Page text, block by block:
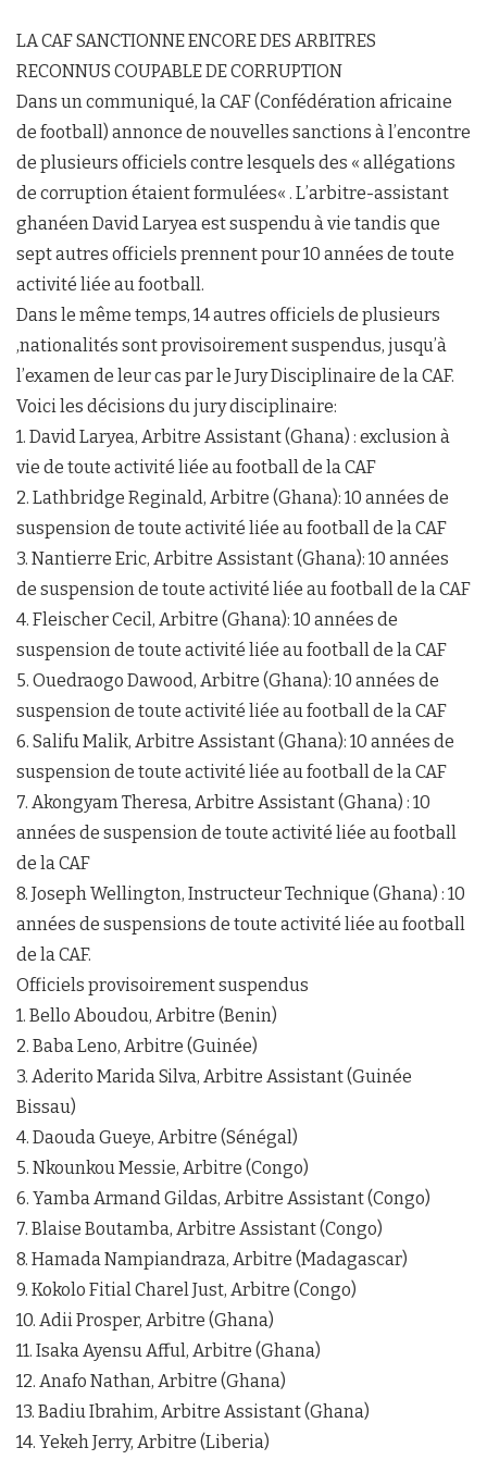
LA CAF SANCTIONNE ENCORE DES ARBITRES
RECONNUS COUPABLE DE CORRUPTION
Dans un communiqué, la CAF (Confédération africaine
de football) annonce de nouvelles sanctions à l’encontre
de plusieurs officiels contre lesquels des « allégations
de corruption étaient formulées« . L’arbitre-assistant
ghanéen David Laryea est suspendu à vie tandis que
sept autres officiels prennent pour 10 années de toute
activité liée au football.
Dans le même temps, 14 autres officiels de plusieurs
,nationalités sont provisoirement suspendus, jusqu’à
l’examen de leur cas par le Jury Disciplinaire de la CAF.
Voici les décisions du jury disciplinaire:
1. David Laryea, Arbitre Assistant (Ghana) : exclusion à
vie de toute activité liée au football de la CAF
2. Lathbridge Reginald, Arbitre (Ghana): 10 années de
suspension de toute activité liée au football de la CAF
3. Nantierre Eric, Arbitre Assistant (Ghana): 10 années
de suspension de toute activité liée au football de la CAF
4. Fleischer Cecil, Arbitre (Ghana): 10 années de
suspension de toute activité liée au football de la CAF
5. Ouedraogo Dawood, Arbitre (Ghana): 10 années de
suspension de toute activité liée au football de la CAF
6. Salifu Malik, Arbitre Assistant (Ghana): 10 années de
suspension de toute activité liée au football de la CAF
7. Akongyam Theresa, Arbitre Assistant (Ghana) : 10
années de suspension de toute activité liée au football
de la CAF
8. Joseph Wellington, Instructeur Technique (Ghana) : 10
années de suspensions de toute activité liée au football
de la CAF.
Officiels provisoirement suspendus
1. Bello Aboudou, Arbitre (Benin)
2. Baba Leno, Arbitre (Guinée)
3. Aderito Marida Silva, Arbitre Assistant (Guinée
Bissau)
4. Daouda Gueye, Arbitre (Sénégal)
5. Nkounkou Messie, Arbitre (Congo)
6. Yamba Armand Gildas, Arbitre Assistant (Congo)
7. Blaise Boutamba, Arbitre Assistant (Congo)
8. Hamada Nampiandraza, Arbitre (Madagascar)
9. Kokolo Fitial Charel Just, Arbitre (Congo)
10. Adii Prosper, Arbitre (Ghana)
11. Isaka Ayensu Afful, Arbitre (Ghana)
12. Anafo Nathan, Arbitre (Ghana)
13. Badiu Ibrahim, Arbitre Assistant (Ghana)
14. Yekeh Jerry, Arbitre (Liberia)